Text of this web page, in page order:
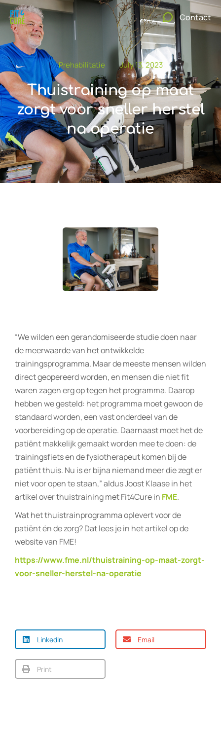
Contact
Prehabilitatie July 13, 2023
Thuistraining op maat
zorgt voor sneller herstel
na operatie
“We wilden een gerandomiseerde studie doen naar
de meerwaarde van het ontwikkelde
trainingsprogramma. Maar de meeste mensen wilden
direct geopereerd worden, en mensen die niet fit
waren zagen erg op tegen het programma. Daarop
hebben we gesteld: het programma moet gewoon de
standaard worden, een vast onderdeel van de
voorbereiding op de operatie. Daarnaast moet het de
patiënt makkelijk gemaakt worden mee te doen: de
trainingsfiets en de fysiotherapeut komen bij de
patiënt thuis. Nu is er bijna niemand meer die zegt er
niet voor open te staan,” aldus Joost Klaase in het
artikel over thuistraining met Fit4Cure in FME.
Wat het thuistrainprogramma oplevert voor de
patiënt én de zorg? Dat lees je in het artikel op de
website van FME!
https://www.fme.nl/thuistraining-op-maat-zorgt-
voor-sneller-herstel-na-operatie
LinkedIn Email
Print